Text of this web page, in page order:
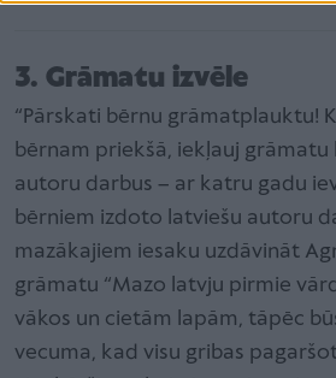
3. Grāmatu izvēle
“Pārskati bērnu grāmatplauktu!
bērnam priekšā, iekļauj grāmatu
autoru darbus – ar katru gadu
bērniem izdoto latviešu autoru
mazākajiem iesaku uzdāvināt
grāmatu “Mazo latvju pirmie
vākos un cietām lapām, tāpēc
vecuma, kad visu gribas